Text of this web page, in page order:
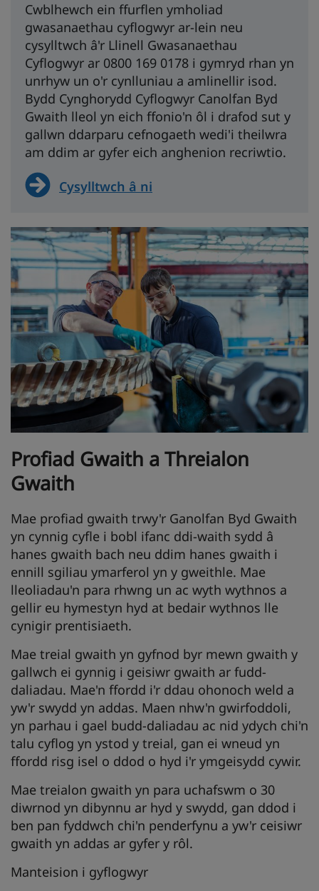
Cwblhewch ein ffurflen ymholiad
gwasanaethau cyflogwyr ar-lein neu
cysylltwch â'r Llinell Gwasanaethau
Cyflogwyr ar 0800 169 0178 i gymryd rhan yn
unrhyw un o'r cynlluniau a amlinellir isod.
Bydd Cynghorydd Cyflogwyr Canolfan Byd
Gwaith lleol yn eich ffonio'n ôl i drafod sut y
gallwn ddarparu cefnogaeth wedi'i theilwra
am ddim ar gyfer eich anghenion recriwtio.
Cysylltwch â ni
Profiad Gwaith a Threialon
Gwaith
Mae profiad gwaith trwy'r Ganolfan Byd Gwaith
yn cynnig cyfle i bobl ifanc ddi-waith sydd â
hanes gwaith bach neu ddim hanes gwaith i
ennill sgiliau ymarferol yn y gweithle. Mae
lleoliadau'n para rhwng un ac wyth wythnos a
gellir eu hymestyn hyd at bedair wythnos lle
cynigir prentisiaeth.
Mae treial gwaith yn gyfnod byr mewn gwaith y
gallwch ei gynnig i geisiwr gwaith ar fudd-
daliadau. Mae'n ffordd i'r ddau ohonoch weld a
yw'r swydd yn addas. Maen nhw'n gwirfoddoli,
yn parhau i gael budd-daliadau ac nid ydych chi'n
talu cyflog yn ystod y treial, gan ei wneud yn
ffordd risg isel o ddod o hyd i'r ymgeisydd cywir.
Mae treialon gwaith yn para uchafswm o 30
diwrnod yn dibynnu ar hyd y swydd, gan ddod i
ben pan fyddwch chi'n penderfynu a yw'r ceisiwr
gwaith yn addas ar gyfer y rôl.
Manteision i gyflogwyr